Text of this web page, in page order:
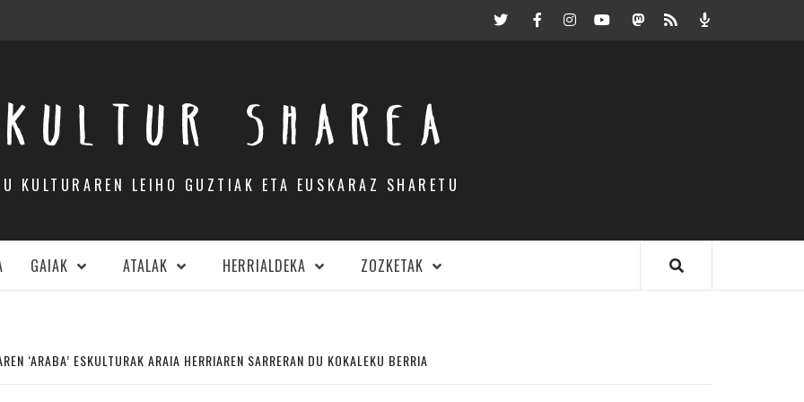
TwitterFacebookInstagramYoutubeMastodon.eus
RSS Podcast
KULTUR SHAREA
KULTURAREN LEIHO GUZTIAK ETA EUSKARAZ SHARETU
GAIAK ATALAK HERRIALDEKA ZOZKETAK
‘ARABA’ ESKULTURAK ARAIA HERRIAREN SARRERAN DU KOKALEKU BERRIA